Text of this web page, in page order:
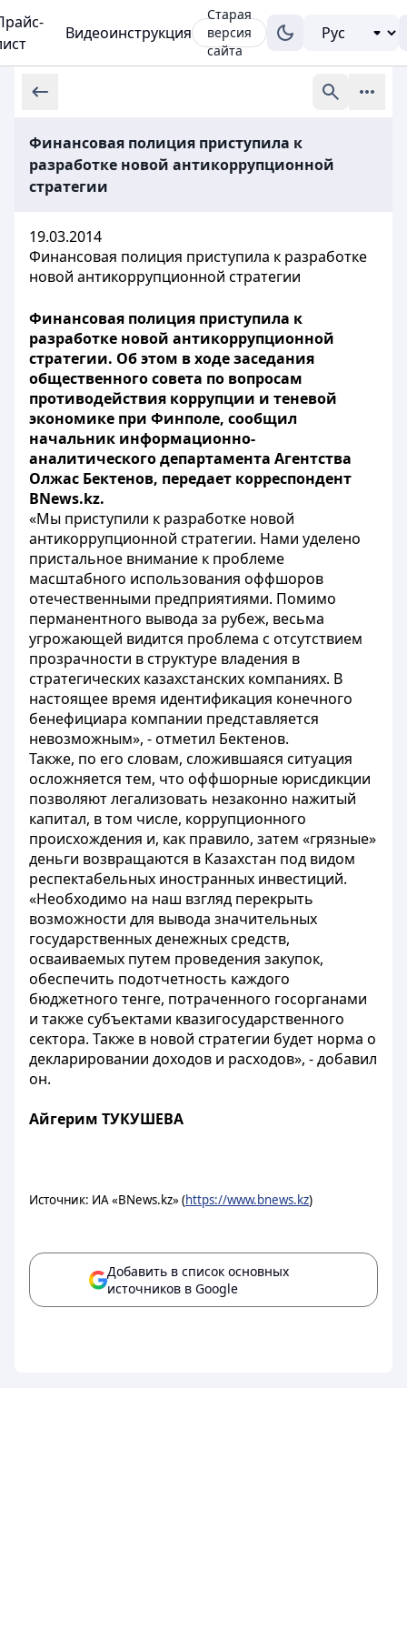
Видеоинструкция
Старая
версия
сайта
Финансовая полиция приступила к
разработке новой антикоррупционной
стратегии
19.03.2014
Финансовая полиция приступила к разработке
новой антикоррупционной стратегии
Финансовая полиция приступила к
разработке новой антикоррупционной
стратегии. Об этом в ходе заседания
общественного совета по вопросам
противодействия коррупции и теневой
экономике при Финполе, сообщил
начальник информационно-
аналитического департамента Агентства
Олжас Бектенов, передает корреспондент
BNews.kz.
«Мы приступили к разработке новой
антикоррупционной стратегии. Нами уделено
пристальное внимание к проблеме
масштабного использования оффшоров
отечественными предприятиями. Помимо
перманентного вывода за рубеж, весьма
угрожающей видится проблема с отсутствием
прозрачности в структуре владения в
стратегических казахстанских компаниях. В
настоящее время идентификация конечного
бенефициара компании представляется
невозможным», - отметил Бектенов.
Также, по его словам, сложившаяся ситуация
осложняется тем, что оффшорные юрисдикции
позволяют легализовать незаконно нажитый
капитал, в том числе, коррупционного
происхождения и, как правило, затем «грязные»
деньги возвращаются в Казахстан под видом
респектабельных иностранных инвестиций.
«Необходимо на наш взгляд перекрыть
возможности для вывода значительных
государственных денежных средств,
осваиваемых путем проведения закупок,
обеспечить подотчетность каждого
бюджетного тенге, потраченного госорганами
и также субъектами квазигосударственного
сектора. Также в новой стратегии будет норма о
декларировании доходов и расходов», - добавил
он.
Айгерим ТУКУШЕВА
Источник: ИА «BNews.kz» (https://www.bnews.kz)
Добавить в список основных
источников в Google